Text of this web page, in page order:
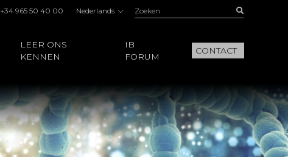
+34 965 50 40 00 Nederlands Zoeken:
LEER ONS
KENNEN
IB
FORUM
CONTACT